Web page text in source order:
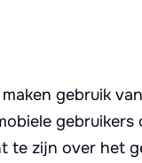
gebruik
gebruikers
te zijn over het